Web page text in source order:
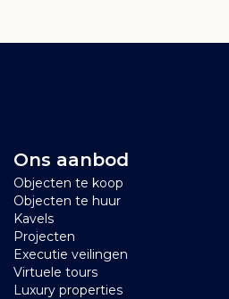
Ons aanbod
Objecten te koop
Objecten te huur
Kavels
Projecten
Executie veilingen
Virtuele tours
Luxury properties